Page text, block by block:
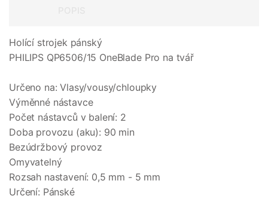
Holící strojek pánský
PHILIPS QP6506/15 OneBlade Pro na tvář
Určeno na: Vlasy/vousy/chloupky
Výměnné nástavce
Počet nástavců v balení: 2
Doba provozu (aku): 90 min
Bezúdržbový provoz
Omyvatelný
Rozsah nastavení: 0,5 mm - 5 mm
Určení: Pánské